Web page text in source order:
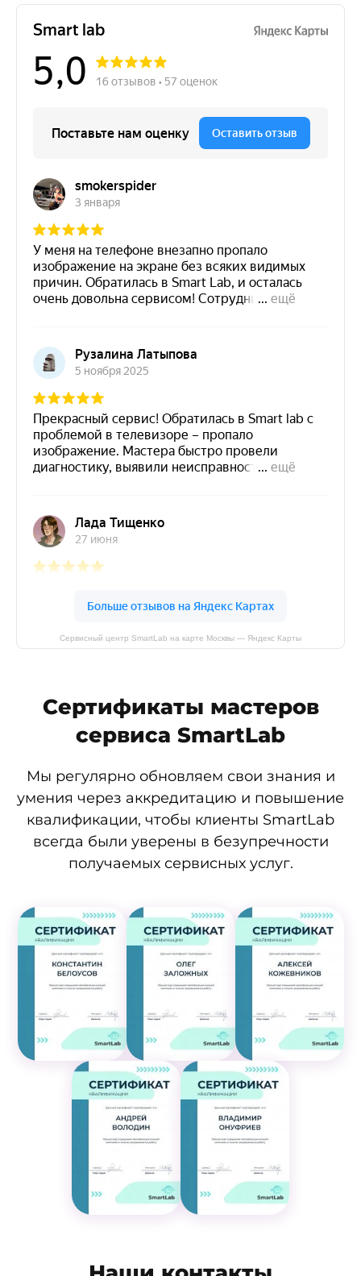
Сервисный центр SmartLab на карте Москвы — Яндекс Карты
Сертификаты мастеров
сервиса SmartLab
Мы регулярно обновляем свои знания и
умения через аккредитацию и повышение
квалификации, чтобы клиенты SmartLab
всегда были уверены в безупречности
получаемых сервисных услуг.